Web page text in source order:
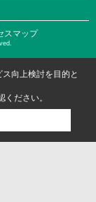
スマップ
向上検討を目的と
ください。